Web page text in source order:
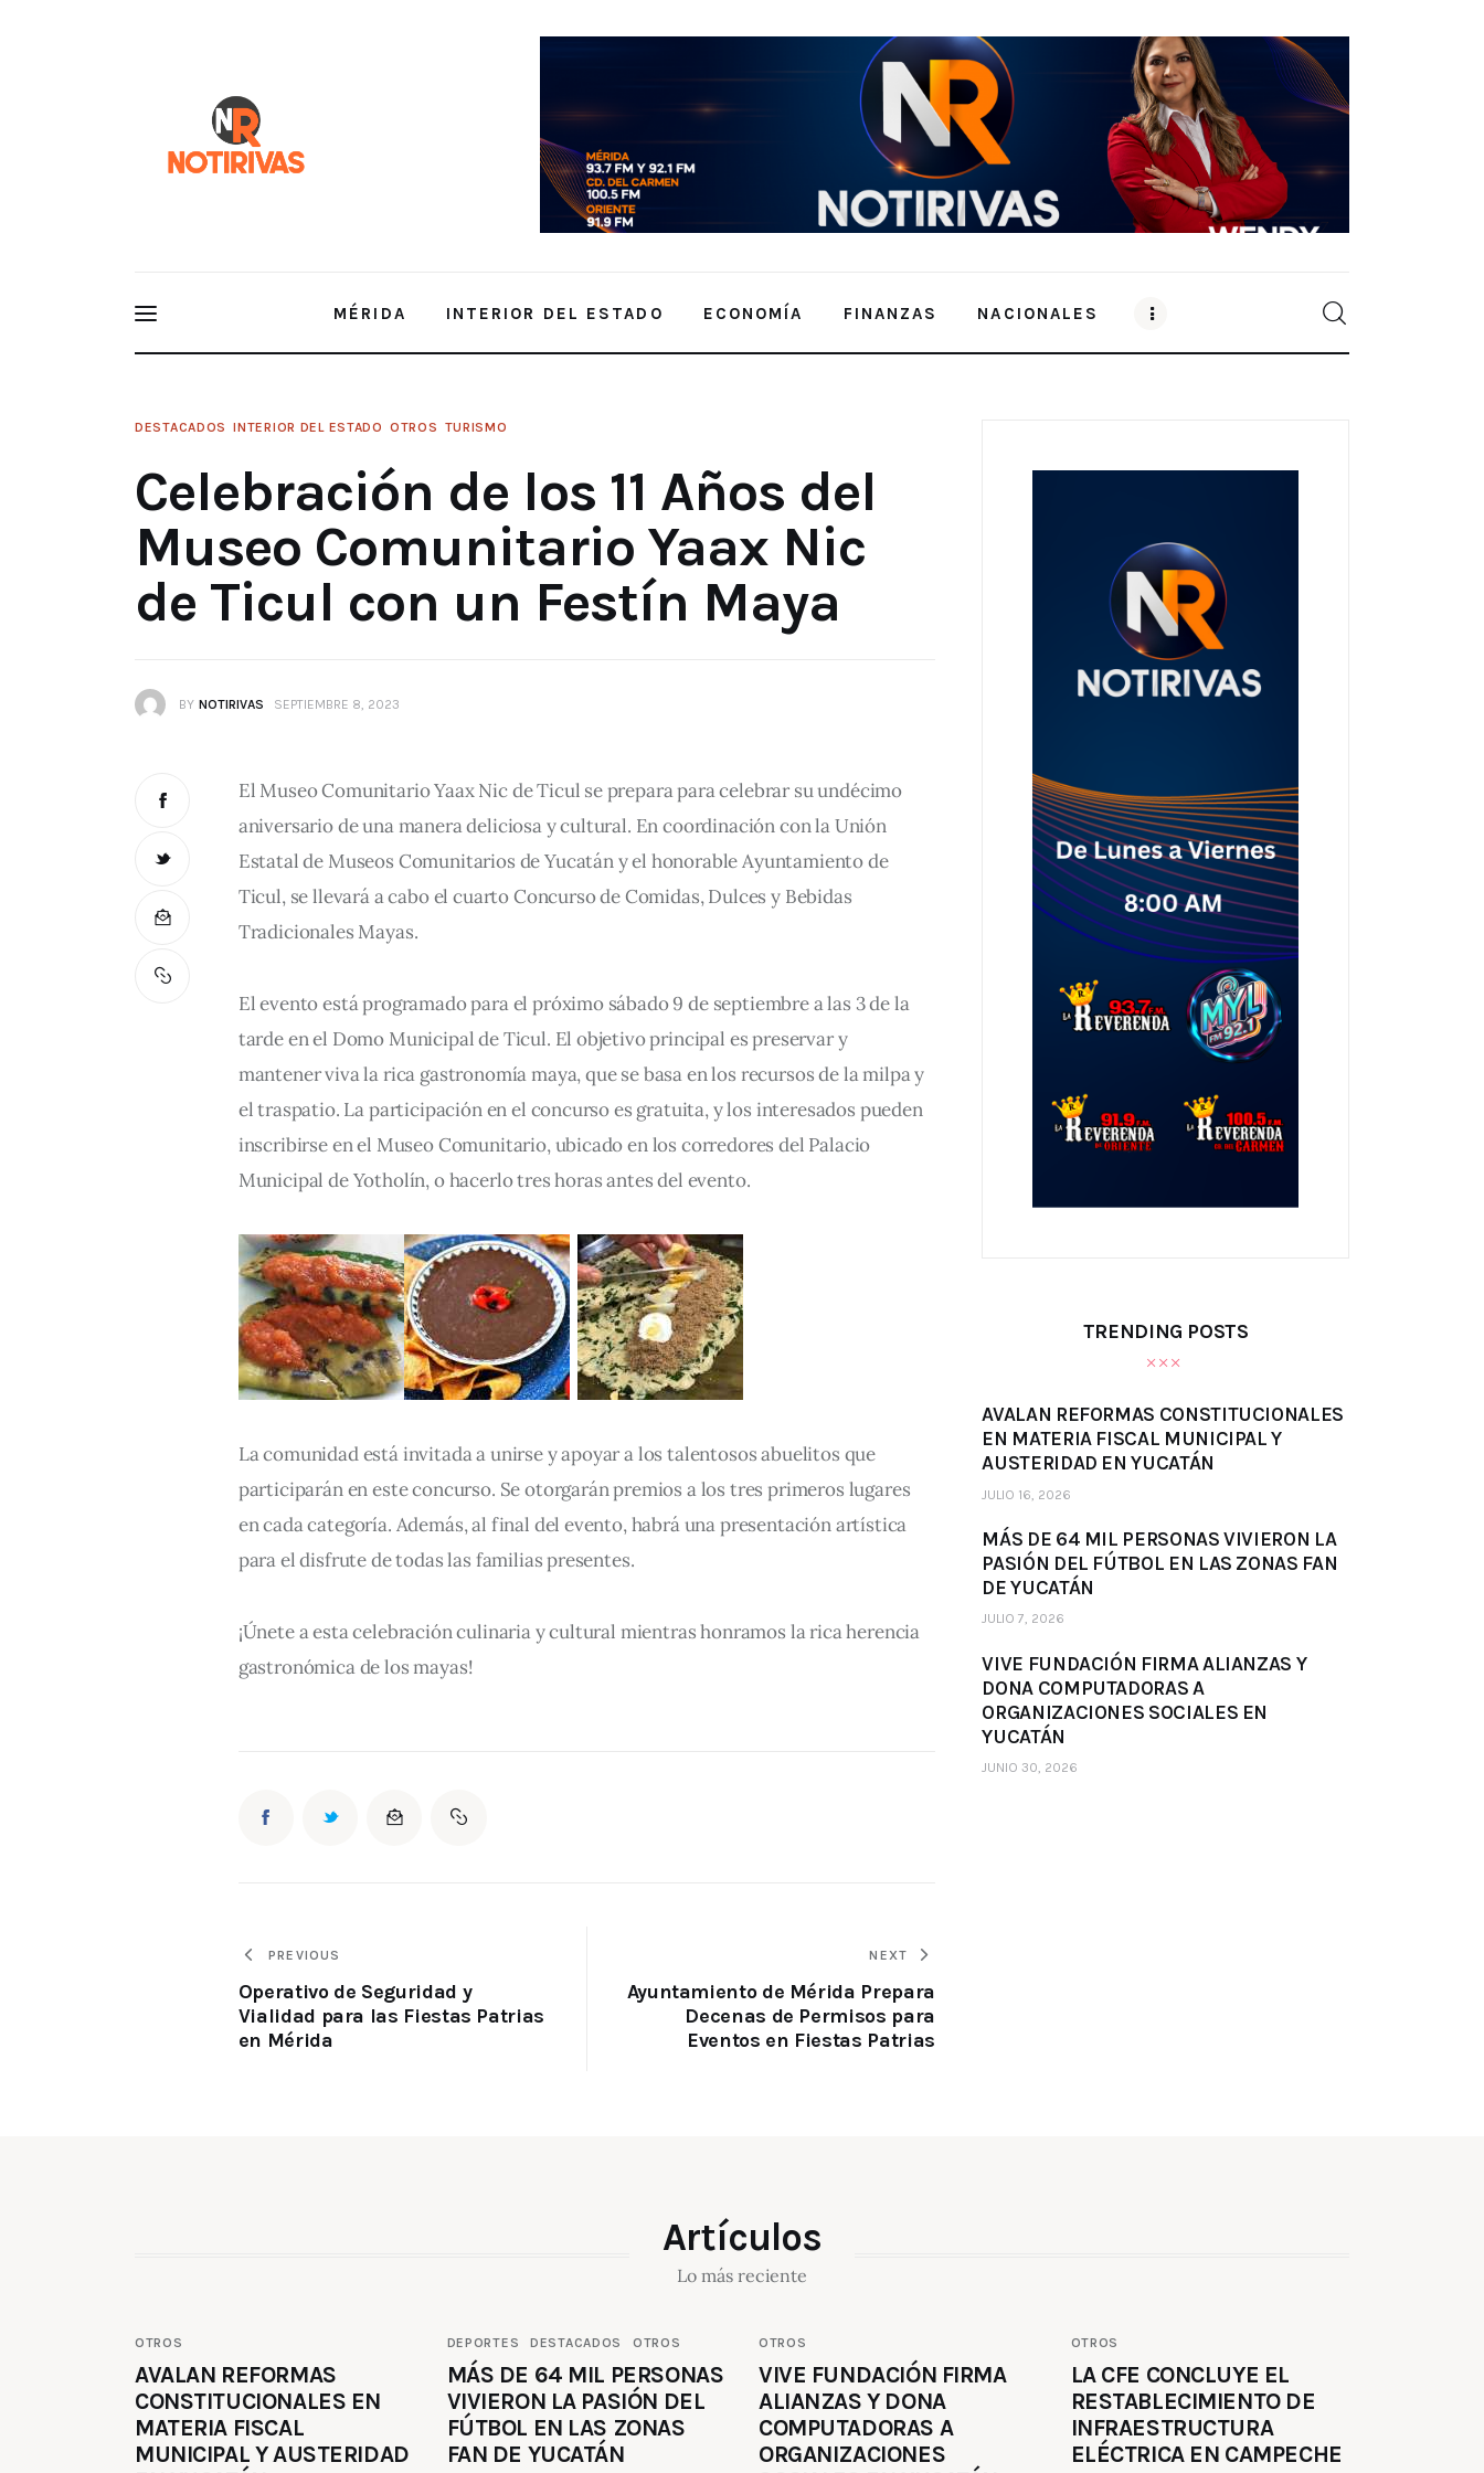
MÉRIDA INTERIOR DEL ESTADO ECONOMÍA FINANZAS NACIONALES
Celebración de los 11 Años del Museo Comunitario Yaax Nic de Ticul con un Festín Maya
DESTACADOS INTERIOR DEL ESTADO OTROS TURISMO
Celebración de los 11 Años del
Museo Comunitario Yaax Nic
de Ticul con un Festín Maya
BY NOTIRIVAS SEPTIEMBRE 8, 2023
El Museo Comunitario Yaax Nic de Ticul se prepara para celebrar su undécimo
aniversario de una manera deliciosa y cultural. En coordinación con la Unión
Estatal de Museos Comunitarios de Yucatán y el honorable Ayuntamiento de
Ticul, se llevará a cabo el cuarto Concurso de Comidas, Dulces y Bebidas
Tradicionales Mayas.
El evento está programado para el próximo sábado 9 de septiembre a las 3 de la
tarde en el Domo Municipal de Ticul. El objetivo principal es preservar y
mantener viva la rica gastronomía maya, que se basa en los recursos de la milpa y
el traspatio. La participación en el concurso es gratuita, y los interesados pueden
inscribirse en el Museo Comunitario, ubicado en los corredores del Palacio
Municipal de Yotholín, o hacerlo tres horas antes del evento.
La comunidad está invitada a unirse y apoyar a los talentosos abuelitos que
participarán en este concurso. Se otorgarán premios a los tres primeros lugares
en cada categoría. Además, al final del evento, habrá una presentación artística
para el disfrute de todas las familias presentes.
¡Únete a esta celebración culinaria y cultural mientras honramos la rica herencia
gastronómica de los mayas!
PREVIOUS
Operativo de Seguridad y
Vialidad para las Fiestas Patrias
en Mérida
NEXT
Ayuntamiento de Mérida Prepara
Decenas de Permisos para
Eventos en Fiestas Patrias
TRENDING POSTS
AVALAN REFORMAS CONSTITUCIONALES
EN MATERIA FISCAL MUNICIPAL Y
AUSTERIDAD EN YUCATÁN
JULIO 16, 2026
MÁS DE 64 MIL PERSONAS VIVIERON LA
PASIÓN DEL FÚTBOL EN LAS ZONAS FAN
DE YUCATÁN
JULIO 7, 2026
VIVE FUNDACIÓN FIRMA ALIANZAS Y
DONA COMPUTADORAS A
ORGANIZACIONES SOCIALES EN
YUCATÁN
JUNIO 30, 2026
Artículos
Lo más reciente
OTROS
AVALAN REFORMAS
CONSTITUCIONALES EN
MATERIA FISCAL
MUNICIPAL Y AUSTERIDAD
DEPORTES DESTACADOS OTROS
MÁS DE 64 MIL PERSONAS
VIVIERON LA PASIÓN DEL
FÚTBOL EN LAS ZONAS
FAN DE YUCATÁN
OTROS
VIVE FUNDACIÓN FIRMA
ALIANZAS Y DONA
COMPUTADORAS A
ORGANIZACIONES
OTROS
LA CFE CONCLUYE EL
RESTABLECIMIENTO DE
INFRAESTRUCTURA
ELÉCTRICA EN CAMPECHE